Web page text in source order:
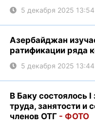
5 декабря 2025
Азербайджан
ратификации ряда
5 декабря 2025
В Баку состоялось
труда, занятости и
членов ОТГ - ФОТО